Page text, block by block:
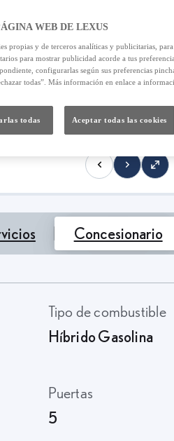
Concesionario
Tipo de combustible
Híbrido Gasolina
Puertas
5
WEB DE LEXUS
propias y de terceros analíticas y publicitarias,
para mostrar publicidad acorde a tus
configurarlas según sus preferencias
todas”. Más información en enlace a
todas Aceptar todas las cookies